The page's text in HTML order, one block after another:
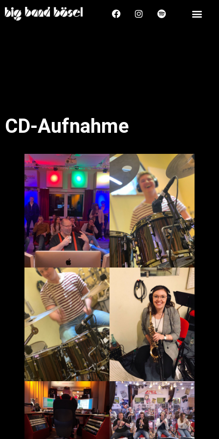
CD-Aufnahme